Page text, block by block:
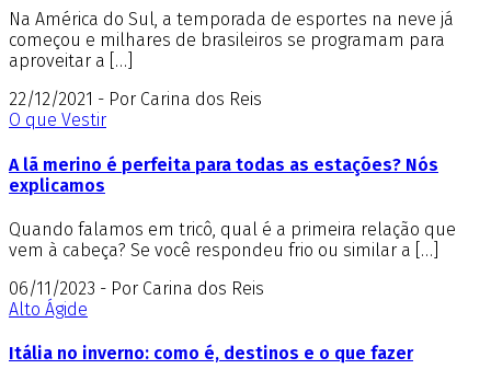
Na América do Sul, a temporada de esportes na neve já
começou e milhares de brasileiros se programam para
aproveitar a […]
22/12/2021 - Por Carina dos Reis
O que Vestir
A lã merino é perfeita para todas as estações? Nós
explicamos
Quando falamos em tricô, qual é a primeira relação que
vem à cabeça? Se você respondeu frio ou similar a […]
06/11/2023 - Por Carina dos Reis
Alto Ágide
Itália no inverno: como é, destinos e o que fazer